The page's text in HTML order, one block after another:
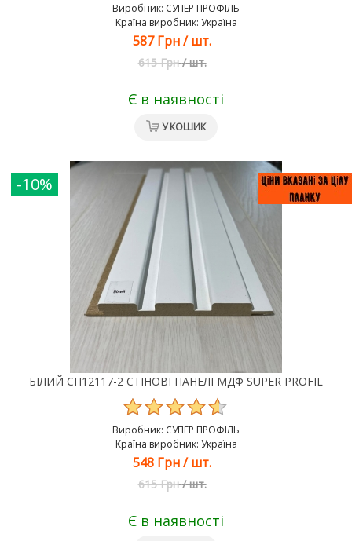
Виробник: СУПЕР ПРОФІЛЬ
Країна виробник: Україна
587 Грн/шт.
615 Грн /шт.
Є в наявності
У КОШИК
БІЛИЙ СП12117-2 СТІНОВІ ПАНЕЛІ МДФ SUPER PROFIL
Виробник: СУПЕР ПРОФІЛЬ
Країна виробник: Україна
-10%
548 Грн/шт.
615 Грн /шт.
Є в наявності